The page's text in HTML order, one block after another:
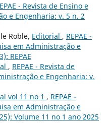
- Revista de Ensino e
e Engenharia: v. 5 n. 2
Roble, Editorial , REPAE -
em Administração e
REPAE
, REPAE - Revista de
e Engenharia: v.
vol 11 no 1 , REPAE -
em Administração e
Volume 11 no 1 ano 2025